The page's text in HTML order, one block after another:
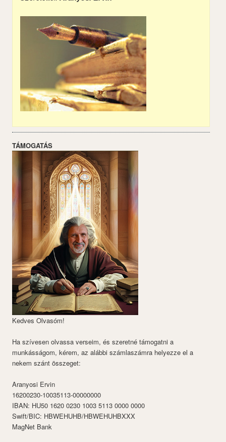
TÁMOGATÁS
Kedves Olvasóm!
Ha szívesen olvassa verseim, és szeretné támogatni a
munkásságom, kérem, az alábbi számlaszámra helyezze el a
nekem szánt összeget:
Aranyosi Ervin
16200230-10035113-00000000
IBAN: HU50 1620 0230 1003 5113 0000 0000
Swift/BIC: HBWEHUHB/HBWEHUHBXXX
MagNet Bank